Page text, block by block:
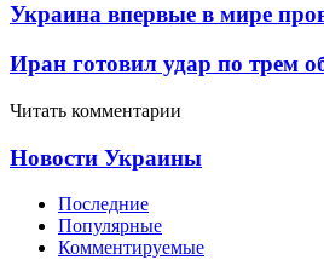
Украина впервые в мире
Иран готовил удар по трем
Читать комментарии
Новости Украины
Последние
Популярные
Комментируемые